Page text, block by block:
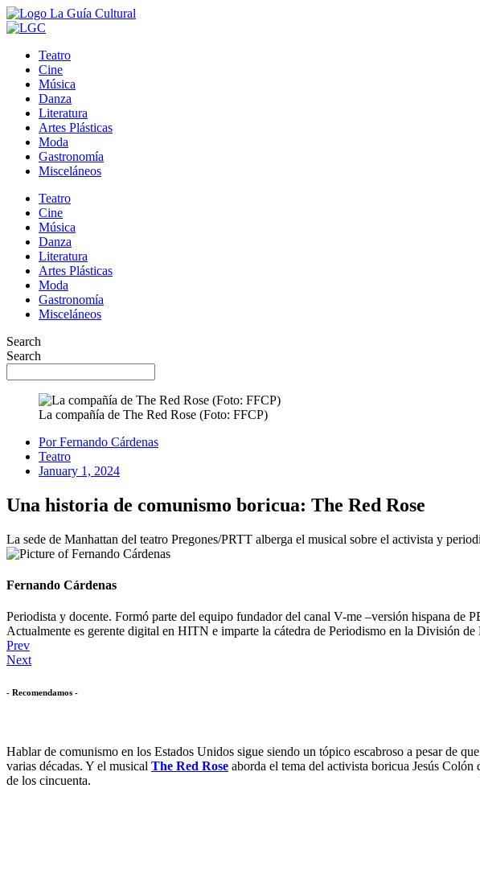
Teatro
Cine
Música
Danza
Literatura
Artes Plásticas
Moda
Gastronomía
Misceláneos
Teatro
Cine
Música
Danza
Literatura
Artes Plásticas
Moda
Gastronomía
Misceláneos
Search
Search
La compañía de The Red Rose (Foto: FFCP)
PorFernando Cárdenas
Teatro
January 1, 2024
Una historia de comunismo boricua: The Red Rose
La sede de Manhattan del teatro Pregones/PRTT alberga el musical sobre el activista y
Fernando Cárdenas
Periodista y docente. Formó parte del equipo fundador del canal V-me –versión hispana
Actualmente es gerente digital en HITN e imparte la cátedra de Periodismo en la División
Prev
Next
- Recomendamos -
Hablar de comunismo en los Estados Unidos sigue siendo un tópico escabroso a pesar de
varias décadas. Y el musical The Red Rose aborda el tema del activista boricua Jesús
de los cincuenta.